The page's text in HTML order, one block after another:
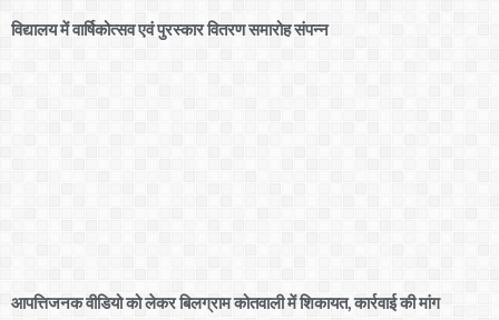
विद्यालय में वार्षिकोत्सव एवं पुरस्कार वितरण समारोह संपन्न
आपत्तिजनक वीडियो को लेकर बिलग्राम कोतवाली में शिकायत, कार्रवाई की मांग